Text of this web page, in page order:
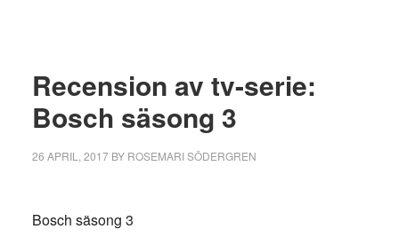
Recension av tv-serie:
Bosch säsong 3
26 APRIL, 2017BY ROSEMARI SÖDERGREN
Bosch säsong 3